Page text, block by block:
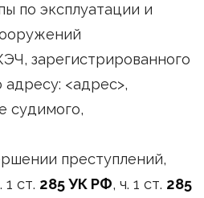
по эксплуатации и
зарегистрированного
<адрес>,
судимого,
преступлений,
ст. 285 УК РФ, ч. 1 ст. 285